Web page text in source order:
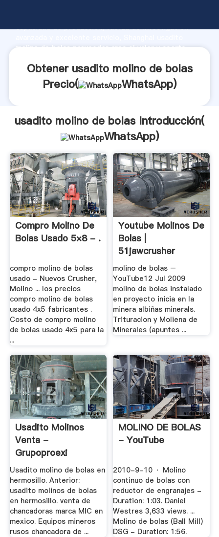
capacidad de producción, fuerza de investigación
molino de bolas proveedor crea el valor y aporta
Obtener usadito molino de bolas
Precio(
WhatsApp)
usadito molino de bolas Introducción(
WhatsApp)
Compro Molino De
Bolas Usado 5×8 - .
compro molino de bolas
usado - Nuevos Crusher,
Molino ... los precios
compro molino de bolas
usado 4x5 fabricantes .
Costo de compro molino
de bolas usado 4x5 para la
...
Youtube Molinos De
Bolas |
51jawcrusher
molino de bolas –
YouTube12 Jul 2009
molino de bolas instalado
en proyecto inicia en la
minera albiñas minerals.
Trituracion y Moliena de
Minerales (apuntes ...
Usadito Molinos
Venta -
Grupoproexi
Usadito molino de bolas en
hermosillo. Anterior:
usadito molinos de bolas
en hermosillo. venta de
chancadoras marca MIC en
mexico. Equipos mineros
rusos chancadora de ...
MOLINO DE BOLAS
- YouTube
2010-9-10 · Molino
continuo de bolas con
reductor de engranajes -
Duration: 1:03. Daniel
Westres 3,633 views. ...
Molino de bolas (Ball Mill)
DSG - Duration: 1:56.